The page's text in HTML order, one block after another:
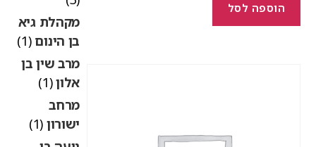
הוספה לסל
מקהלת גיא
בן הינום(1)
מרב שין בן
אלון(1)
מרחב
ישורון(1)